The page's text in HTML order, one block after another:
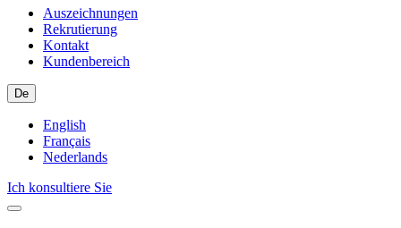
Auszeichnungen
Rekrutierung
Kontakt
Kundenbereich
De
English
Français
Nederlands
Ich konsultiere Sie